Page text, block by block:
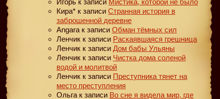
Кира* к записи Странная история в
заброшенной деревне
Angara к записи Обман тёмных сил
Ленчик к записи Раскаявшаяся грешница
Ленчик к записи Дом бабы Ульяны
Ленчик к записи Чистка дома соленой
водой и молитвой
Ленчик к записи Преступника тянет на
место преступления
Ольга к записи Во сне я видела мир, где